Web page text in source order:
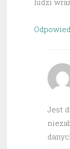
ludzi
Jest